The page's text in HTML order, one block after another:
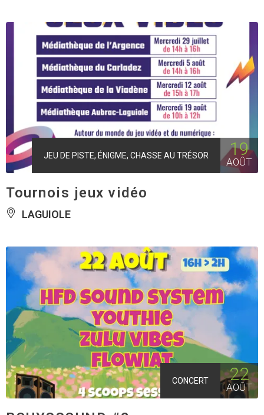
JEU DE PISTE, ÉNIGME, CHASSE AU TRÉSOR 19
AOÛT
Tournois jeux vidéo
LAGUIOLE
CONCERT 22
AOÛT